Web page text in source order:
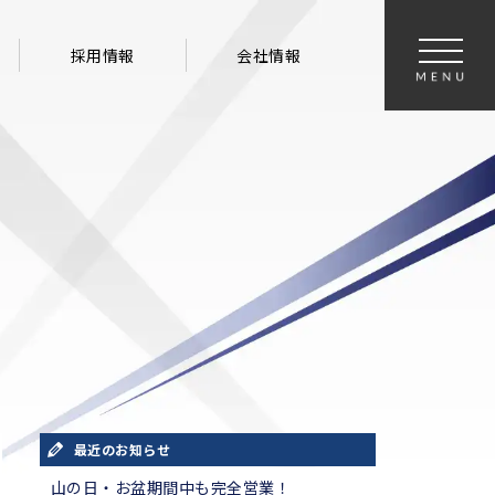
採用情報 会社情報
最近のお知らせ
山の日・お盆期間中も完全営業！